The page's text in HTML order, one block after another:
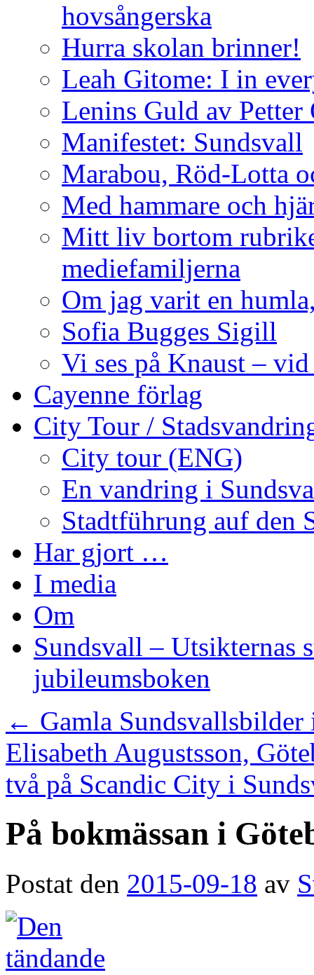
hovsångerska
Hurra skolan brinner!
Leah Gitome: I in
Lenins Guld av Petter
Manifestet: Sundsvall
Marabou, Röd-Lotta
Med hammare och
Mitt liv bortom
mediefamiljerna
Om jag varit en
Sofia Bugges Sigill
Vi ses på Knaust –
Cayenne förlag
City Tour /
City tour (ENG)
En vandring i
Stadtführung auf den
Har gjort …
I media
Om
Sundsvall – Utsikternas
jubileumsboken
← Gamla Sundsvallsbilder
Elisabeth Augustsson,
två på Scandic City i
På bokmässan i
Postat den 2015-09-18 av